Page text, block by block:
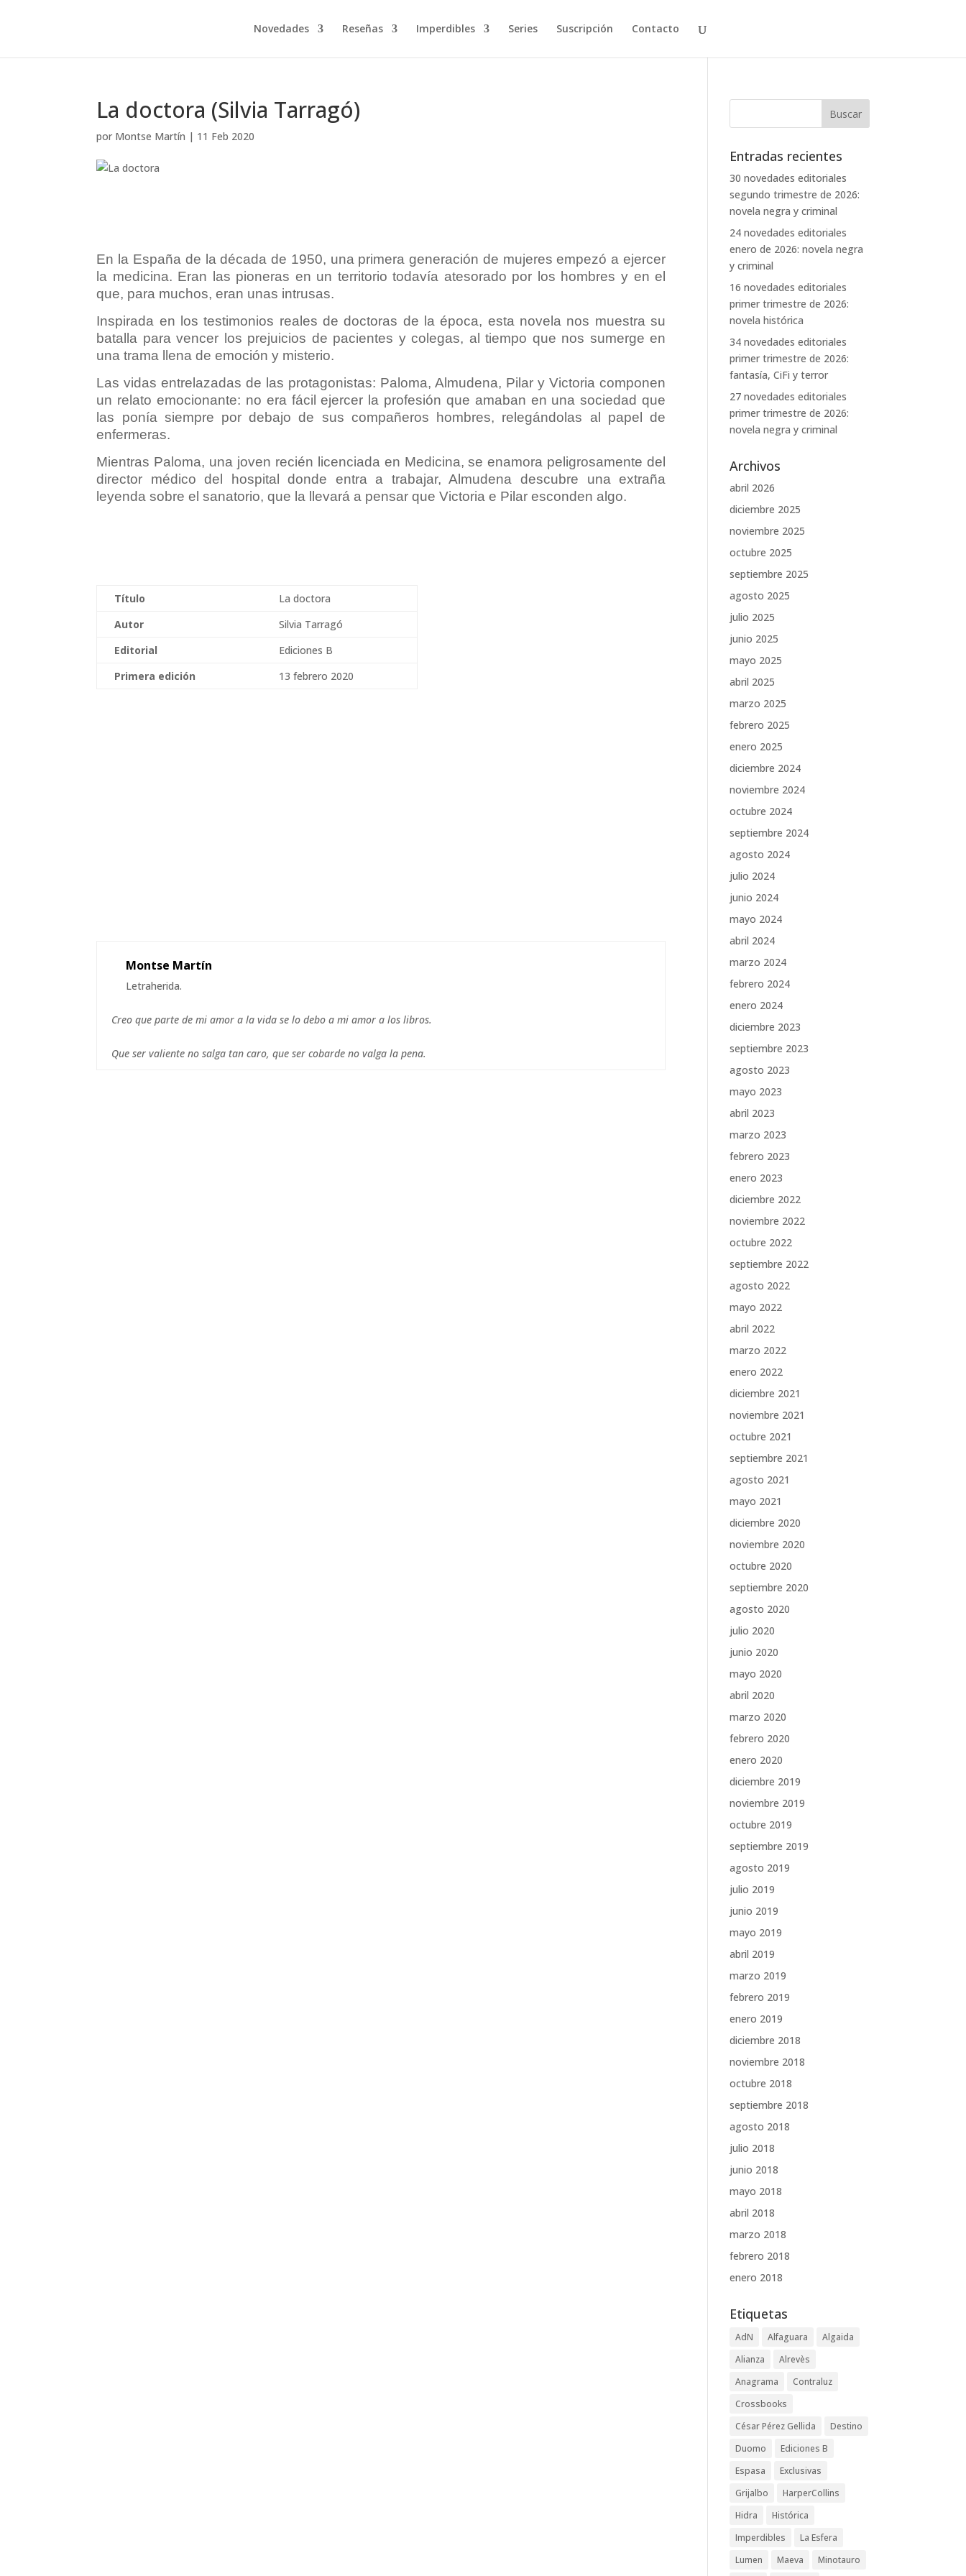
Novedades Reseñas Imperdibles Series Suscripción Contacto
La doctora (Silvia Tarragó)
por Montse Martín | 11 Feb 2020
En la España de la década de 1950, una primera generación de mujeres empezó a ejercer
la medicina. Eran las pioneras en un territorio todavía atesorado por los hombres y en el
que, para muchos, eran unas intrusas.
Inspirada en los testimonios reales de doctoras de la época, esta novela nos muestra su
batalla para vencer los prejuicios de pacientes y colegas, al tiempo que nos sumerge en
una trama llena de emoción y misterio.
Las vidas entrelazadas de las protagonistas: Paloma, Almudena, Pilar y Victoria componen
un relato emocionante: no era fácil ejercer la profesión que amaban en una sociedad que
las ponía siempre por debajo de sus compañeros hombres, relegándolas al papel de
enfermeras.
Mientras Paloma, una joven recién licenciada en Medicina, se enamora peligrosamente del
director médico del hospital donde entra a trabajar, Almudena descubre una extraña
leyenda sobre el sanatorio, que la llevará a pensar que Victoria e Pilar esconden algo.
Título
La doctora
Autor
Silvia Tarragó
Editorial
Ediciones B
Primera edición
13 febrero 2020
Montse Martín
Letraherida.
Creo que parte de mi amor a la vida se lo debo a mi amor a los libros.
Que ser valiente no salga tan caro, que ser cobarde no valga la pena.
Entradas recientes
30 novedades editoriales
segundo trimestre de 2026:
novela negra y criminal
24 novedades editoriales
enero de 2026: novela negra
y criminal
16 novedades editoriales
primer trimestre de 2026:
novela histórica
34 novedades editoriales
primer trimestre de 2026:
fantasía, CiFi y terror
27 novedades editoriales
primer trimestre de 2026:
novela negra y criminal
Archivos
abril 2026
diciembre 2025
noviembre 2025
octubre 2025
septiembre 2025
agosto 2025
julio 2025
junio 2025
mayo 2025
abril 2025
marzo 2025
febrero 2025
enero 2025
diciembre 2024
noviembre 2024
octubre 2024
septiembre 2024
agosto 2024
julio 2024
junio 2024
mayo 2024
abril 2024
marzo 2024
febrero 2024
enero 2024
diciembre 2023
septiembre 2023
agosto 2023
mayo 2023
abril 2023
marzo 2023
febrero 2023
enero 2023
diciembre 2022
noviembre 2022
octubre 2022
septiembre 2022
agosto 2022
mayo 2022
abril 2022
marzo 2022
enero 2022
diciembre 2021
noviembre 2021
octubre 2021
septiembre 2021
agosto 2021
mayo 2021
diciembre 2020
noviembre 2020
octubre 2020
septiembre 2020
agosto 2020
julio 2020
junio 2020
mayo 2020
abril 2020
marzo 2020
febrero 2020
enero 2020
diciembre 2019
noviembre 2019
octubre 2019
septiembre 2019
agosto 2019
julio 2019
junio 2019
mayo 2019
abril 2019
marzo 2019
febrero 2019
enero 2019
diciembre 2018
noviembre 2018
octubre 2018
septiembre 2018
agosto 2018
julio 2018
junio 2018
mayo 2018
abril 2018
marzo 2018
febrero 2018
enero 2018
Etiquetas
AdN Alfaguara
Algaida
Alianza
Alrevès
Anagrama
Contraluz
Crossbooks
César Pérez Gellida
Destino
Duomo
Ediciones B
Espasa
Exclusivas
Grijalbo
HarperCollins
Hidra
Histórica
Imperdibles
La Esfera
Lumen
Maeva Minotauro